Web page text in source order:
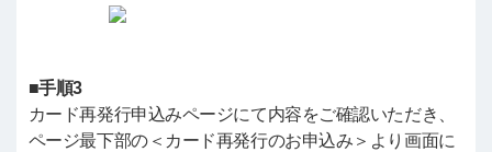
■手順3
カード再発行申込みページにて内容をご確認いただき、
ページ最下部の＜カード再発行のお申込み＞より画面に